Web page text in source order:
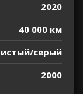
2020
40 000 км
серый
2000